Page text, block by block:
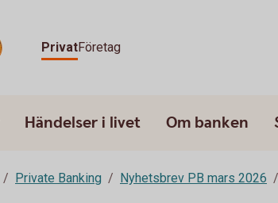
PrivatFöretag
Händelser i livet Om banken
Private Banking Nyhetsbrev PB mars 2026